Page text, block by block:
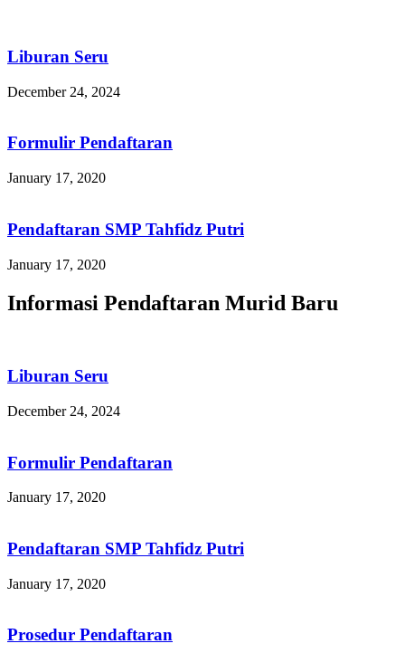
Liburan Seru
December 24, 2024
Formulir Pendaftaran
January 17, 2020
Pendaftaran SMP Tahfidz Putri
January 17, 2020
Informasi Pendaftaran Murid Baru
Liburan Seru
December 24, 2024
Formulir Pendaftaran
January 17, 2020
Pendaftaran SMP Tahfidz Putri
January 17, 2020
Prosedur Pendaftaran